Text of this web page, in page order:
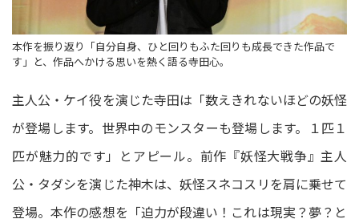
本作を振り返り「自分自身、ひと回りもふた回りも成長できた作品で
す」と、作品へかける思いを熱く語る寺田心。
主人公・ケイ役を演じた寺田は「数えきれないほどの妖怪
が登場します。世界中のモンスターも登場します。１匹１
匹が魅力的です」とアピール。前作『妖怪大戦争』主人
公・タダシを演じた神木は、妖怪スネコスリを肩に乗せて
登場。本作の感想を「迫力が段違い！これは現実？夢？と